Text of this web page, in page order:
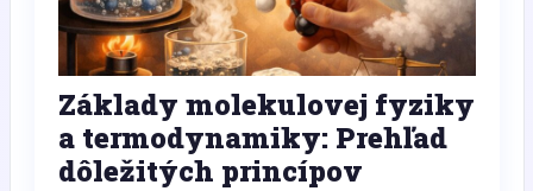
Základy molekulovej fyziky
a termodynamiky: Prehľad
dôležitých princípov